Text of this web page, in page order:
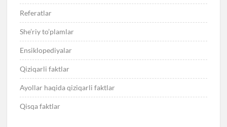
Referatlar
She’riy to’plamlar
Ensiklopediyalar
Qiziqarli faktlar
Ayollar haqida qiziqarli faktlar
Qisqa faktlar